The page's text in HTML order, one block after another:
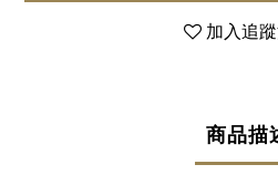
加入追
商品描